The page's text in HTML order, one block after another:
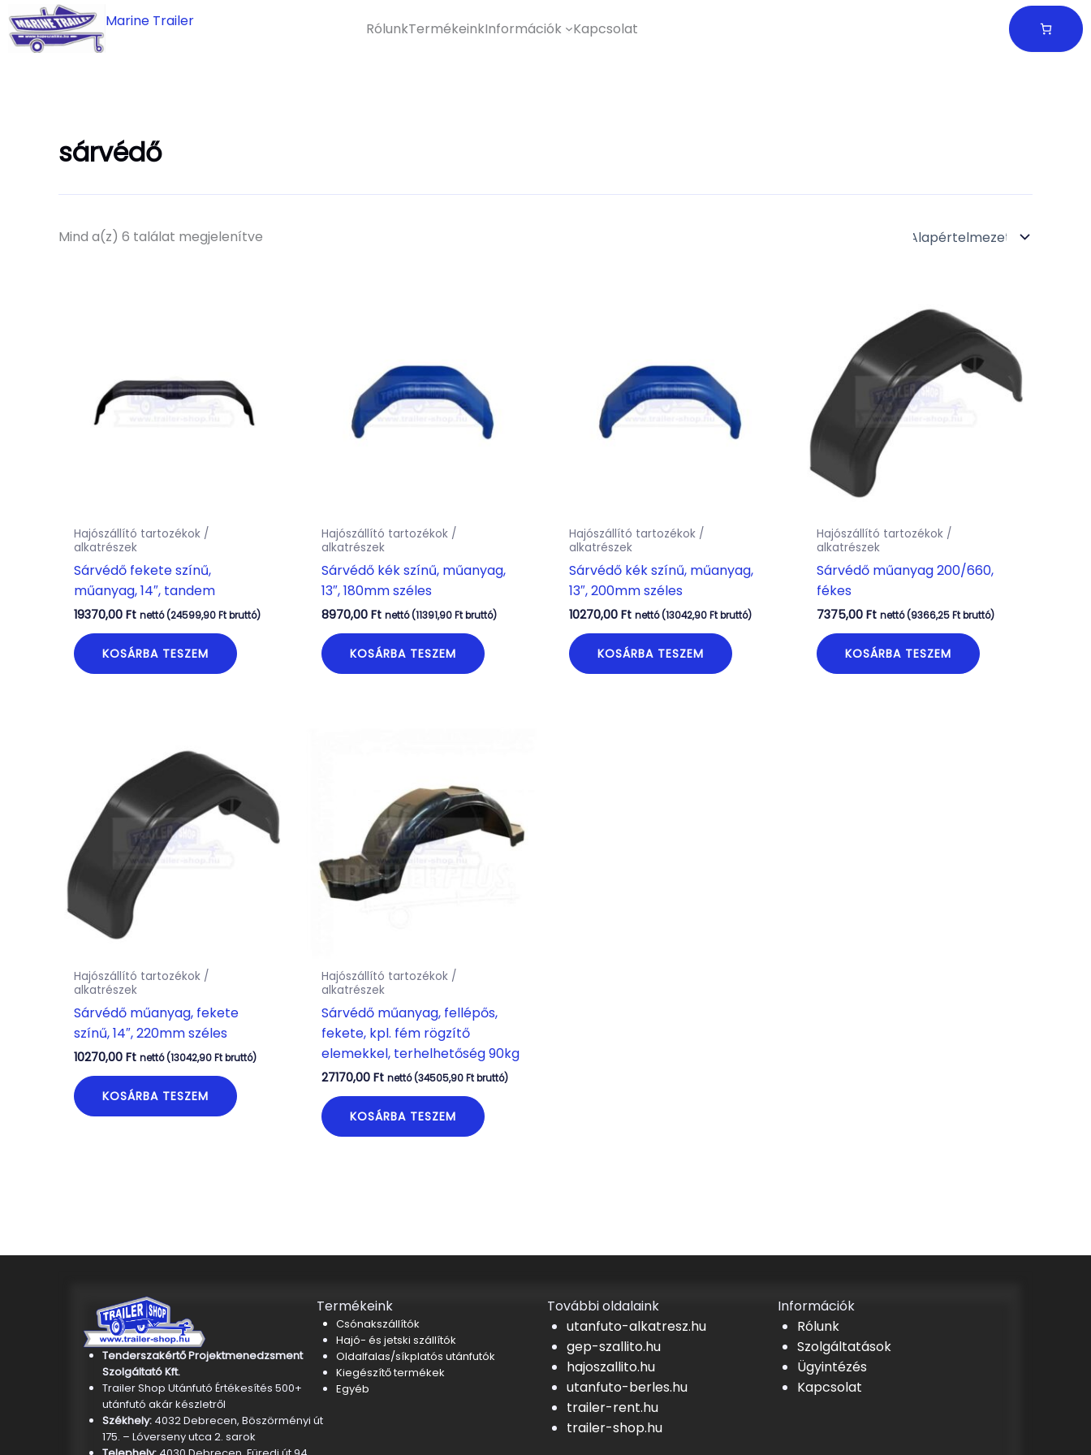
to
content
Marine Trailer RólunkTermékeinkInformációk Kapcsolat
sárvédő
Mind a(z) 6 találat megjelenítve
Hajószállító tartozékok /
alkatrészek
Sárvédő fekete színű,
műanyag, 14″, tandem
19370,00Ft nettó (24599,90 Ft bruttó)
KOSÁRBA TESZEM
Hajószállító tartozékok /
alkatrészek
Sárvédő kék színű, műanyag,
13″, 180mm széles
8970,00Ft nettó (11391,90 Ft bruttó)
KOSÁRBA TESZEM
Hajószállító tartozékok /
alkatrészek
Sárvédő kék színű, műanyag,
13″, 200mm széles
10270,00Ft nettó (13042,90 Ft bruttó)
KOSÁRBA TESZEM
Hajószállító tartozékok /
alkatrészek
Sárvédő műanyag 200/660,
fékes
7375,00Ft nettó (9366,25 Ft bruttó)
KOSÁRBA TESZEM
Hajószállító tartozékok /
alkatrészek
Sárvédő műanyag, fekete
színű, 14″, 220mm széles
10270,00Ft nettó (13042,90 Ft bruttó)
KOSÁRBA TESZEM
Hajószállító tartozékok /
alkatrészek
Sárvédő műanyag, fellépős,
fekete, kpl. fém rögzítő
elemekkel, terhelhetőség 90kg
27170,00Ft nettó (34505,90 Ft bruttó)
KOSÁRBA TESZEM
Tenderszakértő Projektmenedzsment
Szolgáltató Kft.
Trailer Shop Utánfutó Értékesítés 500+
utánfutó akár készletről
Székhely: 4032 Debrecen, Böszörményi út
175. – Lóverseny utca 2. sarok
Termékeink
Csónakszállítók
Hajó- és jetski szállítók
Oldalfalas/síkplatós utánfutók
Kiegészítő termékek
Egyéb
További oldalaink
utanfuto-alkatresz.hu
gep-szallito.hu
hajoszallito.hu
utanfuto-berles.hu
trailer-rent.hu
trailer-shop.hu
Információk
Rólunk
Szolgáltatások
Ügyintézés
Kapcsolat